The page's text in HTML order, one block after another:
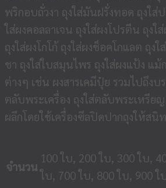
พริกอบถั่วงา ถุงใส่มันฝรั่งทอด ถุงใส่
ใส่ผงคอลลาเจน ถุงใส่ผงโปรตีน ถุงใ
ถุงใส่ผงโกโก้ ถุงใส่ผงช็อคโกแลต ถุง
ชา ถุงใส่ใบสมุนไพร ถุงใส่ผงแป้ง แม้
ต่างๆ เช่น ผงสารเคมีปุ๋ย รวมไปถึงบ
ตลับพระเครื่อง ถุงใส่ตลับพระเหรีย
ผลึกโดยใช้เครื่องซีลปิดปากถุงให้สนิท
จำนวน
100 ใบ, 200 ใบ, 300 ใบ,
ใบ, 700 ใบ, 800 ใบ, 900 ใบ